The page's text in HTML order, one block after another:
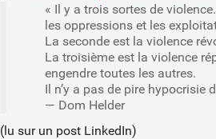
« Il y a trois sortes de
les oppressions et les
La seconde est la violence
La troisième est la violence
engendre toutes les autres.
Il n’y a pas de pire hypocrisie
— Dom Helder
(lu sur un post LinkedIn)